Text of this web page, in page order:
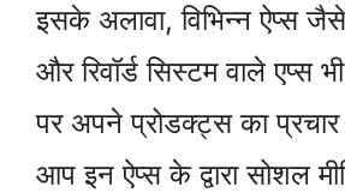
इसके अलावा, विभिन्न ऐप्स
और रिवॉर्ड सिस्टम वाले एप्स
पर अपने प्रोडक्ट्स का
आप इन ऐप्स के द्वारा सोशल